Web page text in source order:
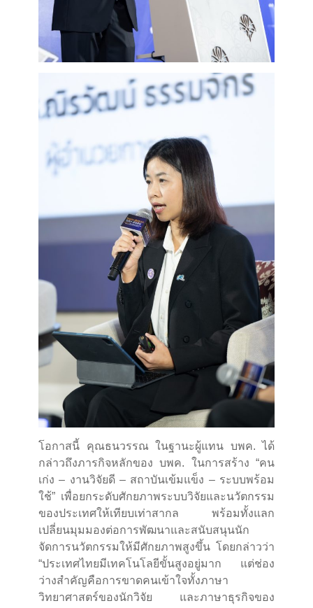
โอกาสนี้ คุณธนวรรณ ในฐานะผู้แทน บพค. ได้
กล่าวถึงภารกิจหลักของ บพค. ในการสร้าง “คน
เก่ง – งานวิจัยดี – สถาบันเข้มแข็ง – ระบบพร้อม
ใช้” เพื่อยกระดับศักยภาพระบบวิจัยและนวัตกรรม
ของประเทศให้เทียบเท่าสากล พร้อมทั้งแลก
เปลี่ยนมุมมองต่อการพัฒนาและสนับสนุนนัก
จัดการนวัตกรรมให้มีศักยภาพสูงขึ้น โดยกล่าวว่า
“ประเทศไทยมีเทคโนโลยีขั้นสูงอยู่มาก แต่ช่อง
ว่างสำคัญคือการขาดคนเข้าใจทั้งภาษา
วิทยาศาสตร์ของนักวิจัย และภาษาธุรกิจของ